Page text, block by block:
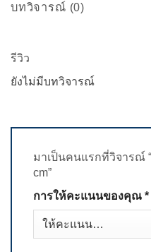
บทวิจารณ์ (0)
รีวิว
ยังไม่มีบทวิจารณ์
มาเป็นคนแรกที่วิจารณ์
cm”
การให้คะแนนของคุณ *